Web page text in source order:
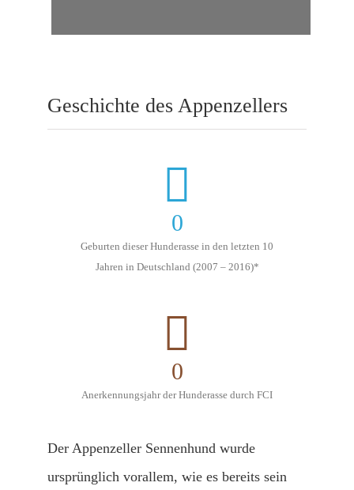
Geschichte des Appenzellers
0
Geburten dieser Hunderasse in den letzten 10
Jahren in Deutschland (2007 – 2016)*
0
Anerkennungsjahr der Hunderasse durch FCI
Der Appenzeller Sennenhund wurde
ursprünglich vorallem, wie es bereits sein